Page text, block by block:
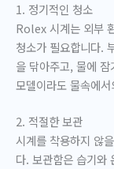
1. 정기적인 청소
Rolex 시계는 외부
청소가 필요합니다.
을 닦아주고, 물에
모델이라도 물속에
2. 적절한 보관
시계를 착용하지 않
다. 보관함은 습기와